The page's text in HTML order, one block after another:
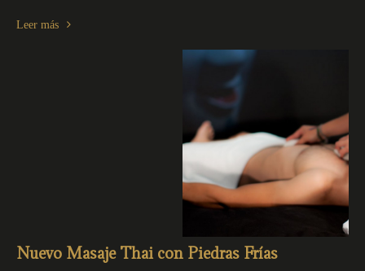
Leer más
Nuevo Masaje Thai con Piedras Frías